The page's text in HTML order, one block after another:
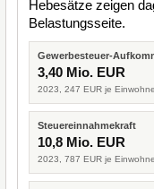
Hebesätze zeigen
Belastungsseite.
Gewerbesteuer-
3,40 Mio. EUR
2023, 247 EUR je
Steuereinnahmekraft
10,8 Mio. EUR
2023, 787 EUR je